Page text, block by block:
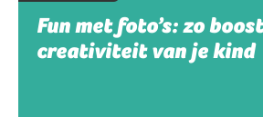
Fun met foto’s: zo
creativiteit van je kind